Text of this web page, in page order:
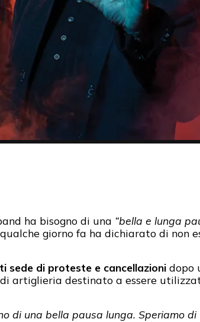
ha bisogno di una “bella e lunga
giorno fa ha dichiarato di non
sede di proteste e cancellazioni dopo
artiglieria destinato a essere
di una bella pausa lunga. Speriamo